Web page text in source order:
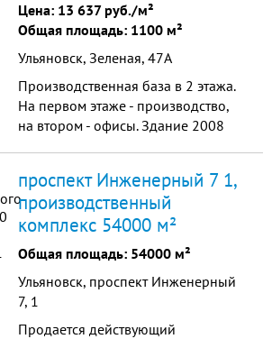
Цена: 13 637 руб./м²
Общая площадь: 1100 м²
Ульяновск, Зеленая, 47А
Производственная база в 2 этажа.
На первом этаже - производство,
на втором - офисы. Здание 2008
газовой котельной. Расположена в
лесу, на берегу Волги, продается с
оборудованием.
проспект Инженерный 7 1,
производственный
комплекс 54000 м²
Общая площадь: 54000 м²
Ульяновск, проспект Инженерный
7, 1
Продается действующий